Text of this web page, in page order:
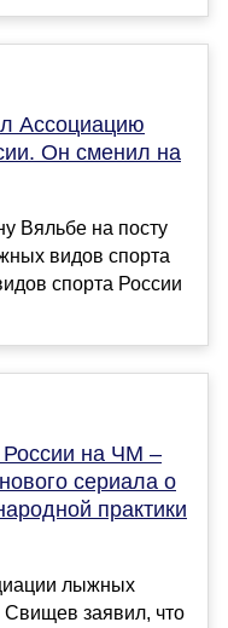
Ассоциацию
Он сменил на
Вяльбе на посту
видов спорта
спорта России
на ЧМ –
сериала о
практики
лыжных
Свищев заявил, что